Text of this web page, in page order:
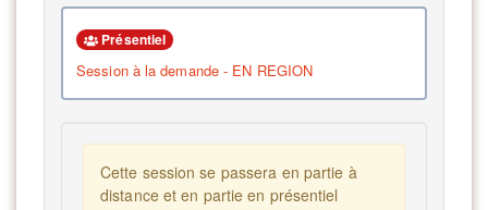
Présentiel
Session à la demande - EN REGION
Cette session se passera en partie à
distance et en partie en présentiel